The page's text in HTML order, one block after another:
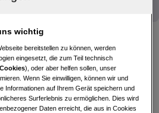
2024
Turnier
wichtig
bereitstellen zu können, werden
eingesetzt, die zum Teil technisch
), oder aber helfen sollen, unser
Wenn Sie einwilligen, können wir und
Informationen auf Ihrem Gerät speichern und
Surferlebnis zu ermöglichen. Dies wird
Daten erreicht, die aus in Cookies